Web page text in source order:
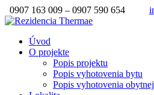
0907 163 009 – 0907 590 654
Úvod
O projekte
Popis projektu
Popis vyhotovenia bytu
Popis vyhotovenia